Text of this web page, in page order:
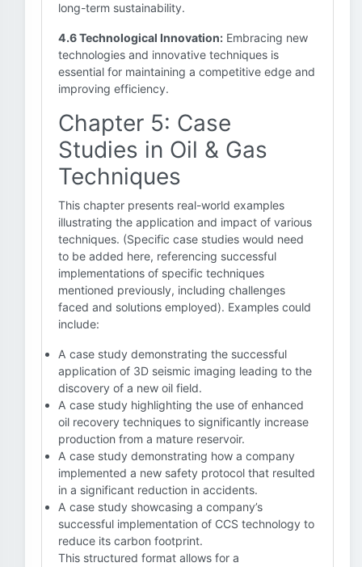
long-term sustainability.
4.6 Technological Innovation: Embracing new
technologies and innovative techniques is
essential for maintaining a competitive edge and
improving efficiency.
Chapter 5: Case
Studies in Oil & Gas
Techniques
This chapter presents real-world examples
illustrating the application and impact of various
techniques. (Specific case studies would need
to be added here, referencing successful
implementations of specific techniques
mentioned previously, including challenges
faced and solutions employed). Examples could
include:
A case study demonstrating the successful
application of 3D seismic imaging leading to the
discovery of a new oil field.
A case study highlighting the use of enhanced
oil recovery techniques to significantly increase
production from a mature reservoir.
A case study demonstrating how a company
implemented a new safety protocol that resulted
in a significant reduction in accidents.
A case study showcasing a company’s
successful implementation of CCS technology to
reduce its carbon footprint.
This structured format allows for a